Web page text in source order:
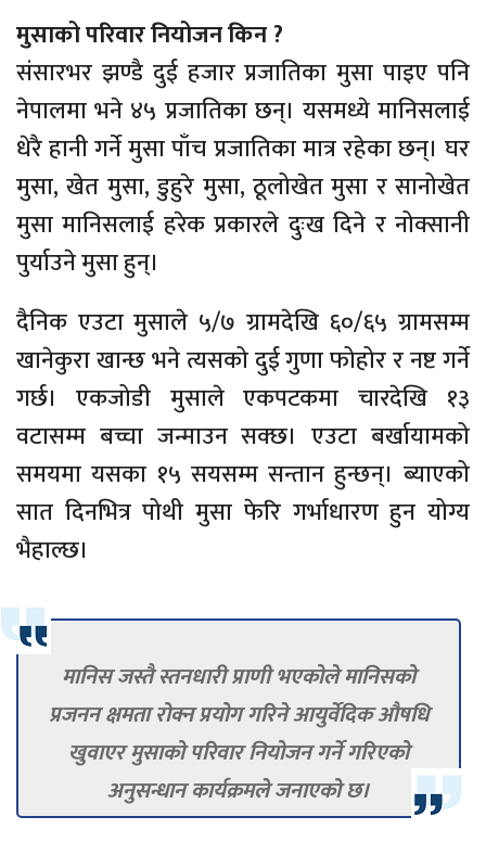
मुसाको परिवार नियोजन किन ?
संसारभर झण्डै दुई हजार प्रजातिका मुसा पाइए पनि
नेपालमा भने ४५ प्रजातिका छन्। यसमध्ये मानिसलाई
धेरै हानी गर्ने मुसा पाँच प्रजातिका मात्र रहेका छन्। घर
मुसा, खेत मुसा, डुहुरे मुसा, ठूलोखेत मुसा र सानोखेत
मुसा मानिसलाई हरेक प्रकारले दुःख दिने र नोक्सानी
पुर्याउने मुसा हुन्।
दैनिक एउटा मुसाले ५/७ ग्रामदेखि ६०/६५ ग्रामसम्म
खानेकुरा खान्छ भने त्यसको दुई गुणा फोहोर र नष्ट गर्ने
गर्छ। एकजोडी मुसाले एकपटकमा चारदेखि १३
वटासम्म बच्चा जन्माउन सक्छ। एउटा बर्खायामको
समयमा यसका १५ सयसम्म सन्तान हुन्छन्। ब्याएको
सात दिनभित्र पोथी मुसा फेरि गर्भाधारण हुन योग्य
भैहाल्छ।
मानिस जस्तै स्तनधारी प्राणी भएकोले मानिसको
प्रजनन क्षमता रोक्न प्रयोग गरिने आयुर्वेदिक औषधि
खुवाएर मुसाको परिवार नियोजन गर्ने गरिएको
अनुसन्धान कार्यक्रमले जनाएको छ।